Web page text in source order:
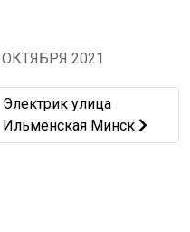
ОКТЯБРЯ 2021
Калиновского Минск
Следующий: Электрик
Электрик улица
Ильменская Минск